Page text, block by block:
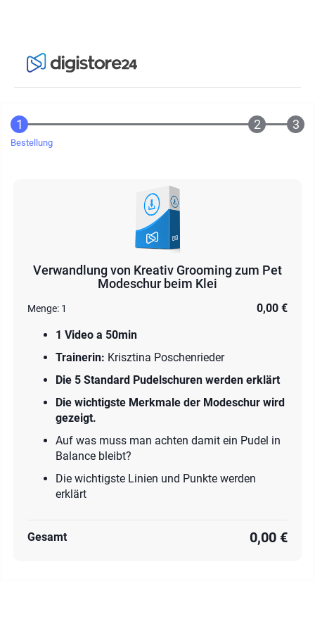
Bestellung
Verwandlung von Kreativ Grooming zum Pet
Modeschur beim Klei
Menge: 1
0,00 €
1 Video a 50min
Trainerin: Krisztina Poschenrieder
Die 5 Standard Pudelschuren werden erklärt
Die wichtigste Merkmale der Modeschur wird
gezeigt.
Auf was muss man achten damit ein Pudel in
Balance bleibt?
Die wichtigste Linien und Punkte werden
erklärt
Gesamt 0,00 €